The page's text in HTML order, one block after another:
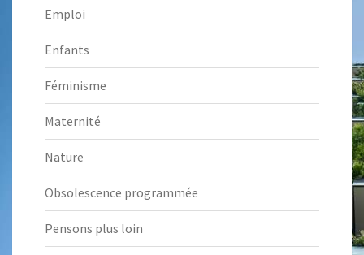
Emploi
Enfants
Féminisme
Maternité
Nature
Obsolescence programmée
Pensons plus loin